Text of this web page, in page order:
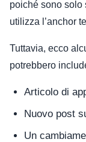
poiché sono solo
utilizza l’anchor
Tuttavia, ecco
potrebbero
Articolo di
Nuovo post
Un